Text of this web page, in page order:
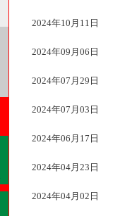
2024年10月11日
2024年09月06日
2024年07月29日
2024年07月03日
2024年06月17日
2024年04月23日
2024年04月02日